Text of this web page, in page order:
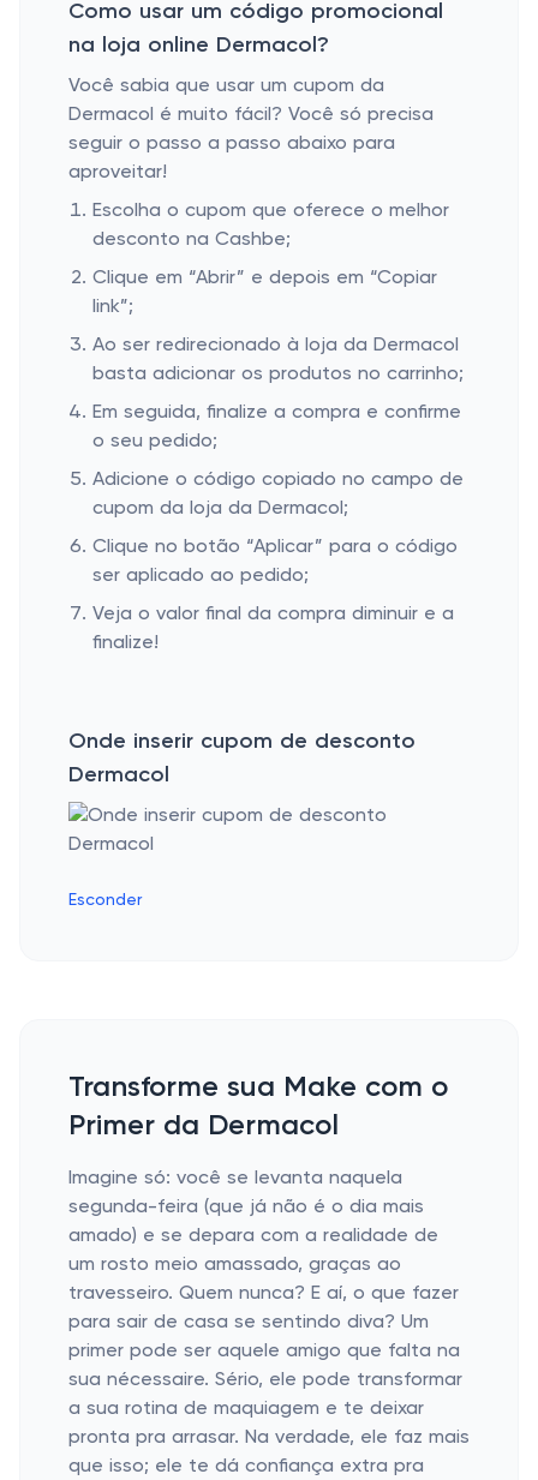
Como usar um código promocional
na loja online Dermacol?
Você sabia que usar um cupom da
Dermacol é muito fácil? Você só precisa
seguir o passo a passo abaixo para
aproveitar!
Escolha o cupom que oferece o melhor
desconto na Cashbe;
Clique em “Abrir” e depois em “Copiar
link”;
Ao ser redirecionado à loja da Dermacol
basta adicionar os produtos no carrinho;
Em seguida, finalize a compra e confirme
o seu pedido;
Adicione o código copiado no campo de
cupom da loja da Dermacol;
Clique no botão “Aplicar” para o código
ser aplicado ao pedido;
Veja o valor final da compra diminuir e a
finalize!
Onde inserir cupom de desconto
Dermacol
Esconder
Transforme sua Make com o
Primer da Dermacol
Imagine só: você se levanta naquela
segunda-feira (que já não é o dia mais
amado) e se depara com a realidade de
um rosto meio amassado, graças ao
travesseiro. Quem nunca? E aí, o que fazer
para sair de casa se sentindo diva? Um
primer pode ser aquele amigo que falta na
sua nécessaire. Sério, ele pode transformar
a sua rotina de maquiagem e te deixar
pronta pra arrasar. Na verdade, ele faz mais
que isso; ele te dá confiança extra pra